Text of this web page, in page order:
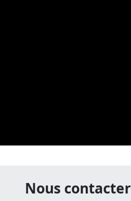
Nous contacter